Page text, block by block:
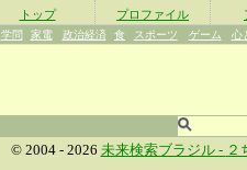
トップ プロファイル
学問 家電 政治経済 食 スポーツ ゲーム 心
© 2004 - 2026 未来検索ブラジル - ２